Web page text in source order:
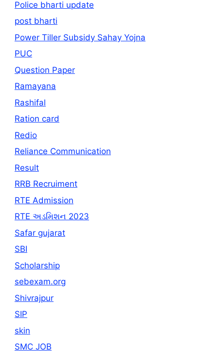
Police bharti update
post bharti
Power Tiller Subsidy Sahay Yojna
PUC
Question Paper
Ramayana
Rashifal
Ration card
Redio
Reliance Communication
Result
RRB Recruiment
RTE Admission
RTE અડમિશન 2023
Safar gujarat
SBI
Scholarship
sebexam.org
Shivrajpur
SIP
skin
SMC JOB